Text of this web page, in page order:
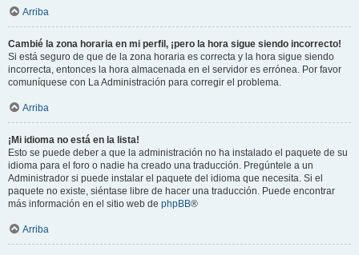
Arriba
Cambié la zona horaria en mi perfil, ¡pero la hora sigue siendo incorrecto!
Si está seguro de que de la zona horaria es correcta y la hora sigue siendo
incorrecta, entonces la hora almacenada en el servidor es errónea. Por favor
comuníquese con La Administración para corregir el problema.
Arriba
¡Mi idioma no está en la lista!
Esto se puede deber a que la administración no ha instalado el paquete de su
idioma para el foro o nadie ha creado una traducción. Pregúntele a un
Administrador si puede instalar el paquete del idioma que necesita. Si el
paquete no existe, siéntase libre de hacer una traducción. Puede encontrar
más información en el sitio web de phpBB®
Arriba